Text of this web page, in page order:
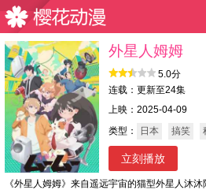
外星人姆姆
5.0分
连载：更新至24集
上映：2025-04-09
类型：
日本 搞笑
立刻播放
《外星人姆姆》来自遥远宇宙的猫型外星人沐